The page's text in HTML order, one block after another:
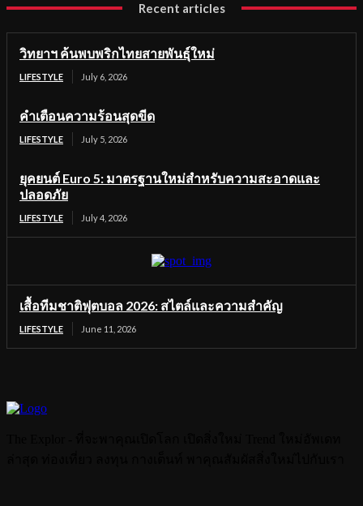
Recent articles
วิทยาฯ ค้นพบพริกไทยสายพันธุ์ใหม่
LIFESTYLE July 6, 2026
คำเตือนความร้อนสุดขีด
LIFESTYLE July 5, 2026
ยุคยนต์ Euro 5: มาตรฐานใหม่สำหรับความสะอาดและ
ปลอดภัย
LIFESTYLE July 4, 2026
เสื้อทีมชาติฟุตบอล 2026: สไตล์และความสำคัญ
LIFESTYLE June 11, 2026